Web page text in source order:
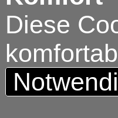
Diese